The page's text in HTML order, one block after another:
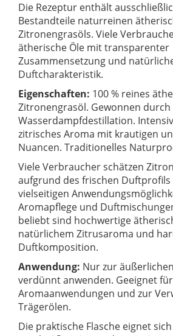
Die Rezeptur enthält
Bestandteile naturreinen
Zitronengrasöls. Viele
ätherische Öle mit transparenter
Zusammensetzung und
Duftcharakteristik.
Eigenschaften: 100 % reines
Zitronengrasöl. Gewonnen durch
Wasserdampfdestillation.
zitrisches Aroma mit krautigen
Nuancen. Traditionelles
Viele Verbraucher schätzen
aufgrund des frischen
vielseitigen
Aromapflege und
beliebt sind hochwertige
natürlichem Zitrusaroma und
Duftkomposition.
Anwendung: Nur zur
verdünnt anwenden. Geeignet für
Aromaanwendungen und zur
Trägerölen.
Die praktische Flasche eignet